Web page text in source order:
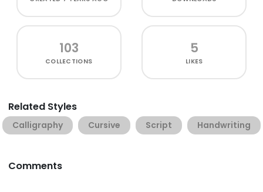
103
COLLECTIONS
5
LIKES
Related Styles
Calligraphy Cursive Script Handwriting
Comments